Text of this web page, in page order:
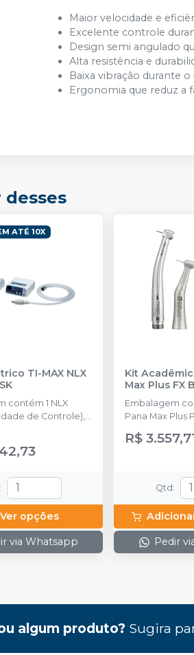
Maior velocidade e
Excelente controle
Design semi angulado
Alta resistência e
Baixa vibração durante o
Ergonomia que reduz a
ATÉ 10X
TI-MAX NLX
contém 1 NLX
de Controle), 1
1 NLX
230V)
:
Ver opções
via Whatsapp
Kit
Max Plus FX
Embalagem
Pana Max Plus
FX65 + Micro
R$
Qtd :
Pedir
algum produto? Sugira